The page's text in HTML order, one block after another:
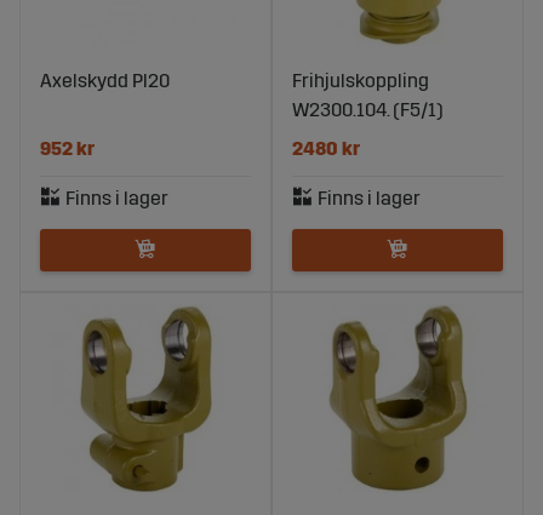
Axelskydd Pl20
952 kr
Frihjulskoppling
W2300.104. (F5/1)
2480 kr